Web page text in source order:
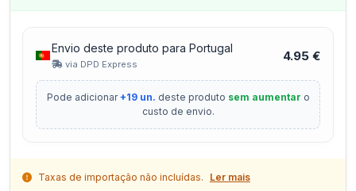
Envio deste produto para Portugal
via DPD Express
4.95 €
Pode adicionar+19 un. deste produto sem aumentar o
custo de envio.
Taxas de importação não incluídas. Ler mais